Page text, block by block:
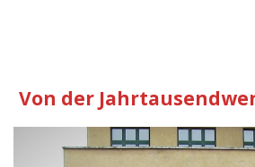
Von der